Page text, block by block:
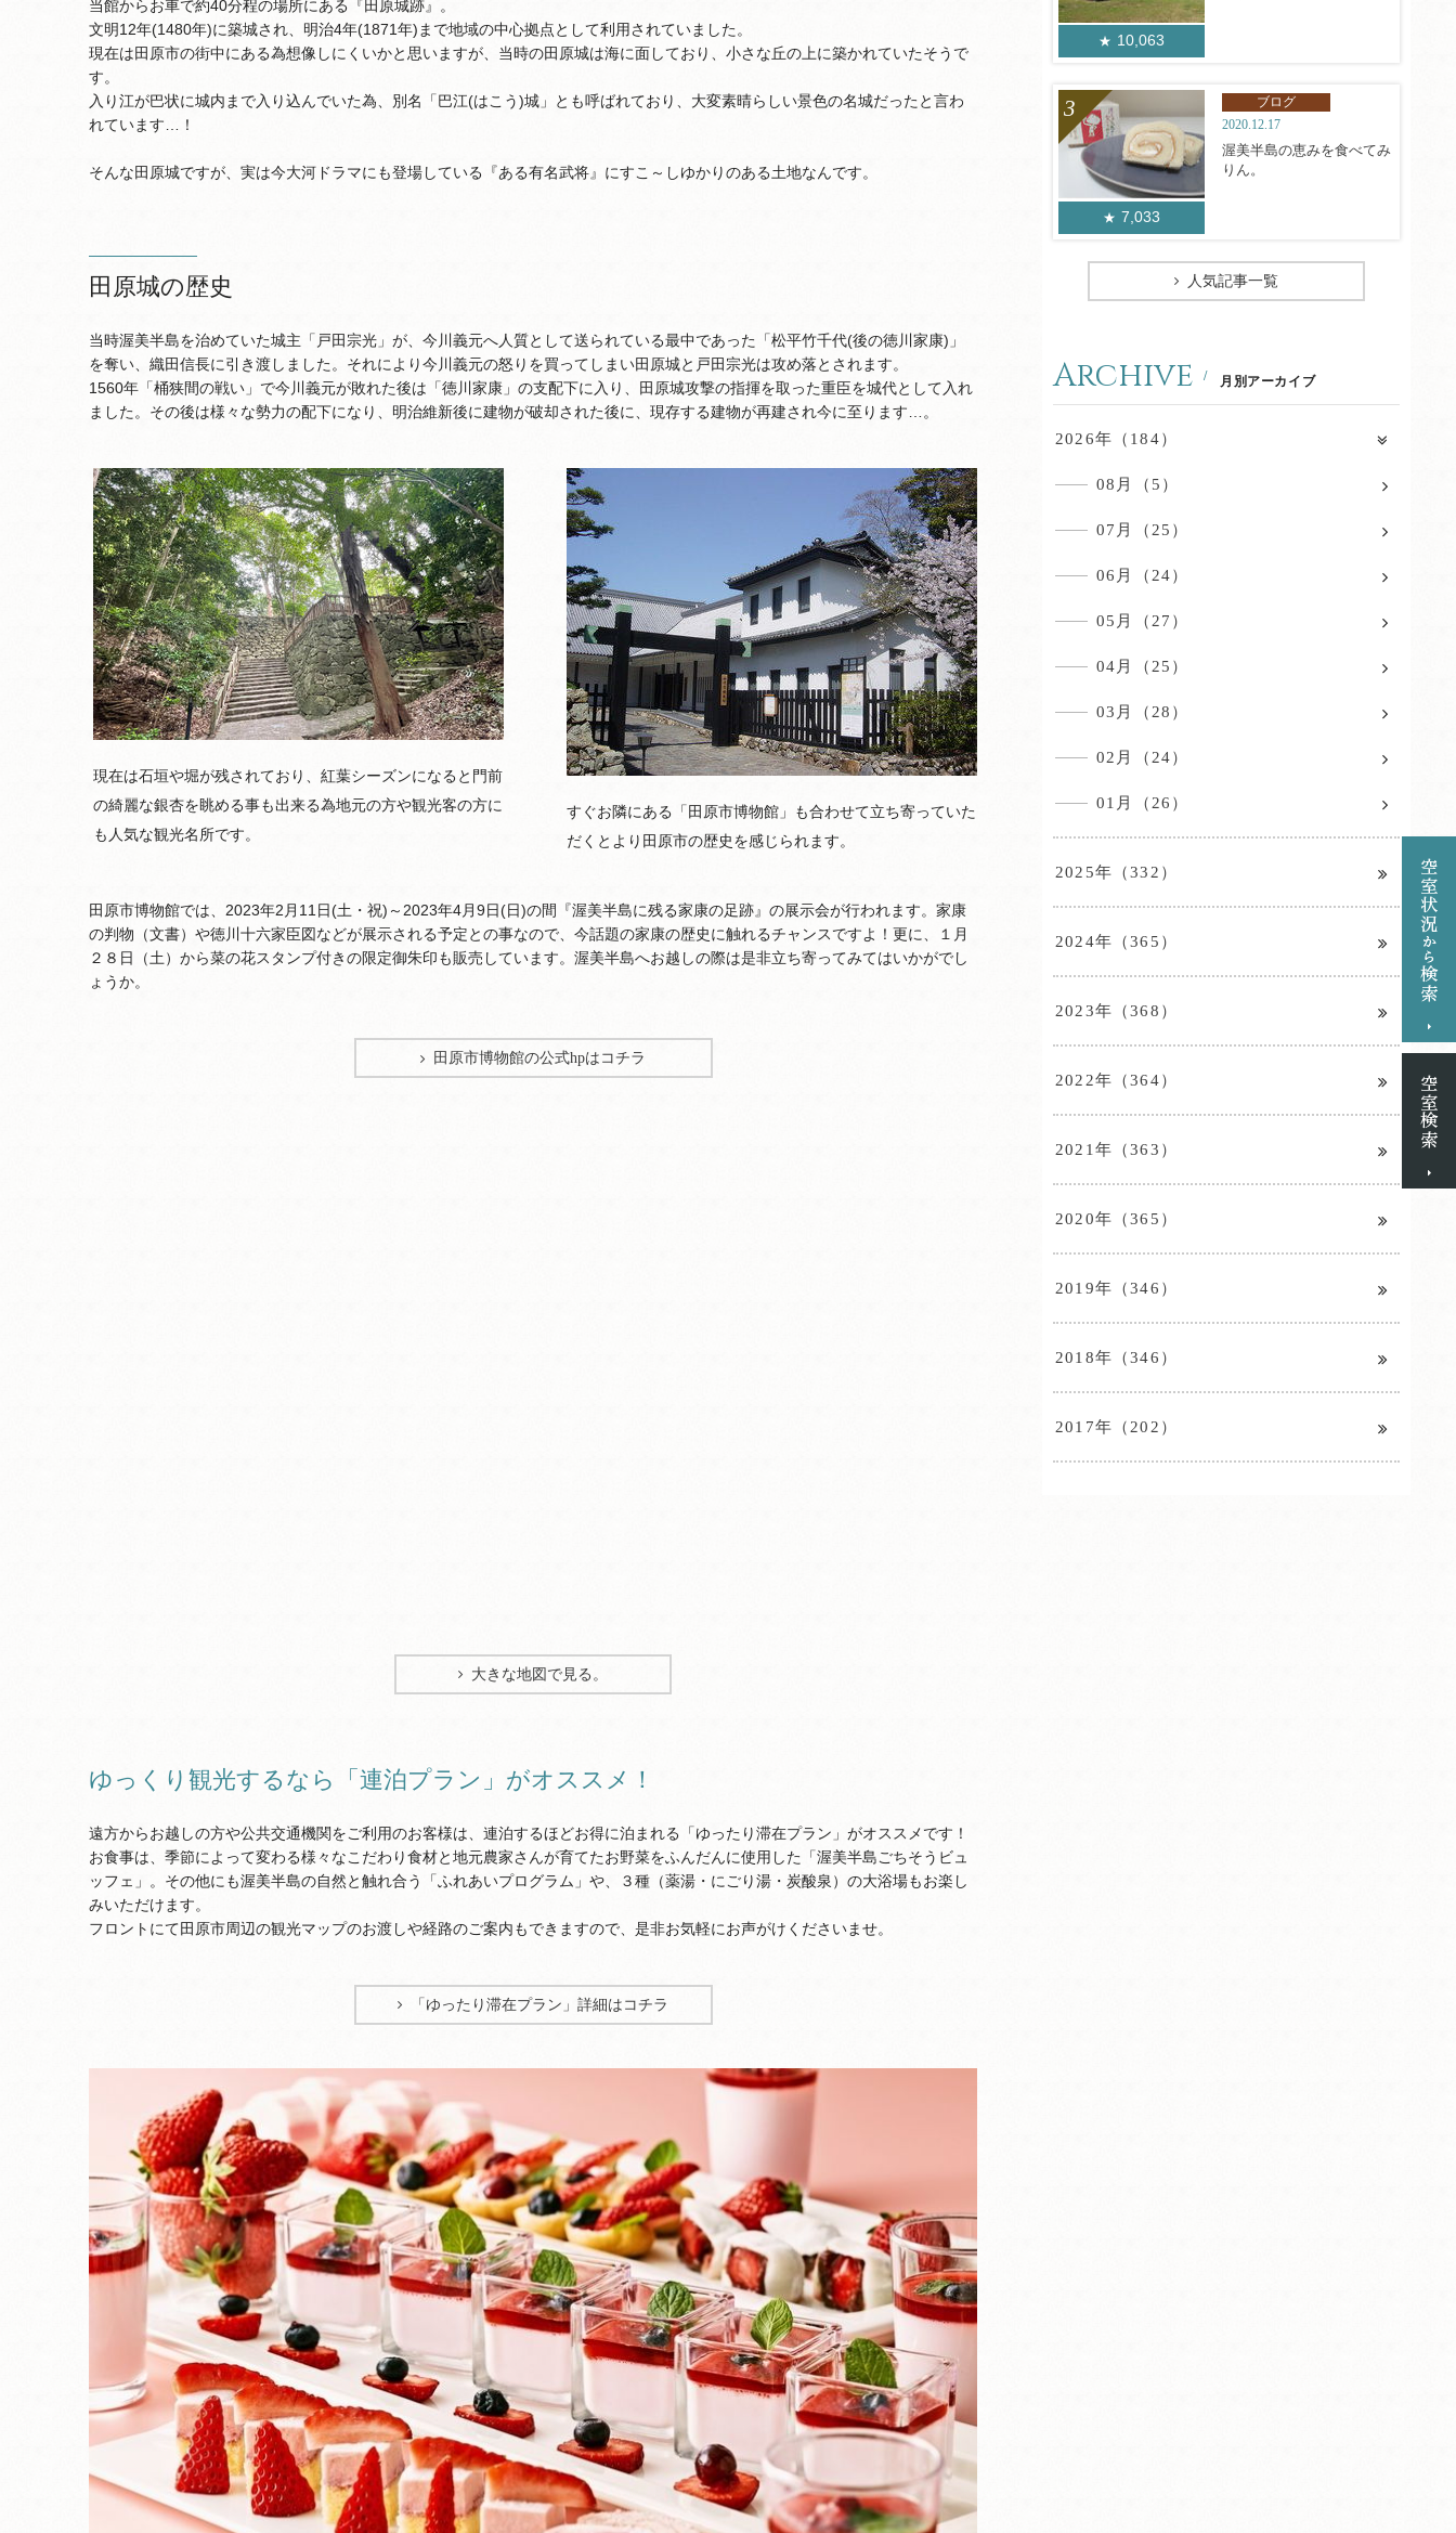
当館からお車で約40分程の場所にある『田原城跡』。
文明12年(1480年)に築城され、明治4年(1871年)まで地域の中心拠点として利用されていました。
現在は田原市の街中にある為想像しにくいかと思いますが、当時の田原城は海に面しており、小さな丘の上に築かれていたそうで
す。
入り江が巴状に城内まで入り込んでいた為、別名「巴江(はこう)城」とも呼ばれており、大変素晴らしい景色の名城だったと言わ
れています…！
そんな田原城ですが、実は今大河ドラマにも登場している『ある有名武将』にすこ～しゆかりのある土地なんです。
田原城の歴史
当時渥美半島を治めていた城主「戸田宗光」が、今川義元へ人質として送られている最中であった「松平竹千代(後の徳川家康)」
を奪い、織田信長に引き渡しました。それにより今川義元の怒りを買ってしまい田原城と戸田宗光は攻め落とされます。
1560年「桶狭間の戦い」で今川義元が敗れた後は「徳川家康」の支配下に入り、田原城攻撃の指揮を取った重臣を城代として入れ
ました。その後は様々な勢力の配下になり、明治維新後に建物が破却された後に、現存する建物が再建され今に至ります…。
現在は石垣や堀が残されており、紅葉シーズンになると門前
の綺麗な銀杏を眺める事も出来る為地元の方や観光客の方に
も人気な観光名所です。
すぐお隣にある「田原市博物館」も合わせて立ち寄っていた
だくとより田原市の歴史を感じられます。
田原市博物館では、2023年2月11日(土・祝)～2023年4月9日(日)の間『渥美半島に残る家康の足跡』の展示会が行われます。家康
の判物（文書）や徳川十六家臣図などが展示される予定との事なので、今話題の家康の歴史に触れるチャンスですよ！更に、１月
２８日（土）から菜の花スタンプ付きの限定御朱印も販売しています。渥美半島へお越しの際は是非立ち寄ってみてはいかがでし
ょうか。
田原市博物館の公式hpはコチラ
大きな地図で見る。
ゆっくり観光するなら「連泊プラン」がオススメ！
遠方からお越しの方や公共交通機関をご利用のお客様は、連泊するほどお得に泊まれる「ゆったり滞在プラン」がオススメです！
お食事は、季節によって変わる様々なこだわり食材と地元農家さんが育てたお野菜をふんだんに使用した「渥美半島ごちそうビュ
ッフェ」。その他にも渥美半島の自然と触れ合う「ふれあいプログラム」や、３種（薬湯・にごり湯・炭酸泉）の大浴場もお楽し
みいただけます。
フロントにて田原市周辺の観光マップのお渡しや経路のご案内もできますので、是非お気軽にお声がけくださいませ。
「ゆったり滞在プラン」詳細はコチラ
10,063
7,033
ブログ
2020.12.17
渥美半島の恵みを食べてみ
りん。
人気記事一覧
Archive 月別アーカイブ
2026年（184）
08月（5）
07月（25）
06月（24）
05月（27）
04月（25）
03月（28）
02月（24）
01月（26）
2025年（332）
2024年（365）
2023年（368）
2022年（364）
2021年（363）
2020年（365）
2019年（346）
2018年（346）
2017年（202）